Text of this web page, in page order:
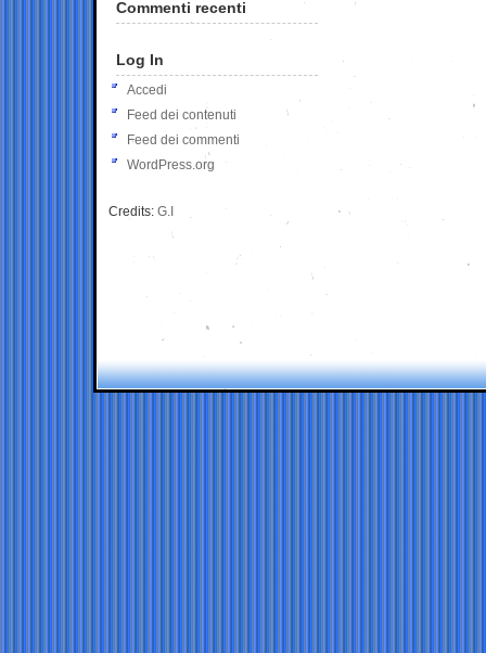
Commenti recenti
Log In
Accedi
Feed dei contenuti
Feed dei commenti
WordPress.org
Credits: G.I